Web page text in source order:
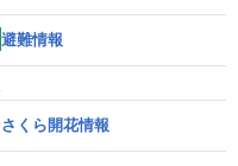
避難情報
さくら開花情報